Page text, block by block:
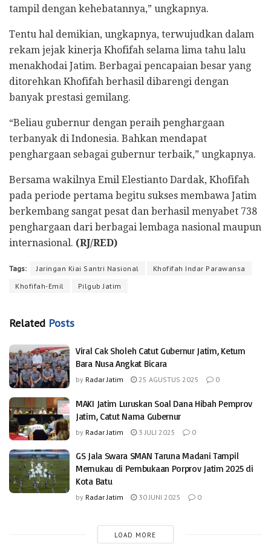
tampil dengan kehebatannya,” ungkapnya.
Tentu hal demikian, ungkapnya, terwujudkan dalam
rekam jejak kinerja Khofifah selama lima tahu lalu
menakhodai Jatim. Berbagai pencapaian besar yang
ditorehkan Khofifah berhasil dibarengi dengan
banyak prestasi gemilang.
“Beliau gubernur dengan peraih penghargaan
terbanyak di Indonesia. Bahkan mendapat
penghargaan sebagai gubernur terbaik,” ungkapnya.
Bersama wakilnya Emil Elestianto Dardak, Khofifah
pada periode pertama begitu sukses membawa Jatim
berkembang sangat pesat dan berhasil menyabet 738
penghargaan dari berbagai lembaga nasional maupun
internasional. (RJ/RED)
Tags: Jaringan Kiai Santri Nasional
Khofifah Indar Parawansa
Khofifah-Emil
Pilgub Jatim
Related Posts
Viral Cak Sholeh Catut Gubernur Jatim, Ketum
Bara Nusa Angkat Bicara
by Radar Jatim 25 AGUSTUS 2025 0
MAKI Jatim Luruskan Soal Dana Hibah Pemprov
Jatim, Catut Nama Gubernur
by Radar Jatim 3 JULI 2025 0
GS Jala Swara SMAN Taruna Madani Tampil
Memukau di Pembukaan Porprov Jatim 2025 di
Kota Batu
by Radar Jatim 30 JUNI 2025 0
LOAD MORE